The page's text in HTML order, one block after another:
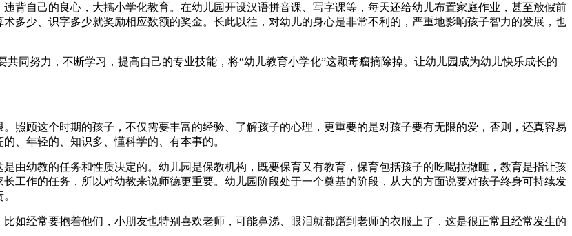
背自己的良心，大搞小学化教育。在幼儿园开设汉语拼音课、写字课等，每天还给幼儿布置家庭作业，甚至放假前
多少、识字多少就奖励相应数额的奖金。长此以往，对幼儿的身心是非常不利的，严重地影响孩子智力的发展，也
同努力，不断学习，提高自己的专业技能，将“幼儿教育小学化”这颗毒瘤摘除掉。让幼儿园成为幼儿快乐成长的
照顾这个时期的孩子，不仅需要丰富的经验、了解孩子的心理，更重要的是对孩子要有无限的爱，否则，还真容易
、年轻的、知识多、懂科学的、有本事的。
由幼教的任务和性质决定的。幼儿园是保教机构，既要保育又有教育，保育包括孩子的吃喝拉撒睡，教育是指让孩
工作的任务，所以对幼教来说师德更重要。幼儿园阶段处于一个奠基的阶段，从大的方面说要对孩子终身可持续发
如经常要抱着他们，小朋友也特别喜欢老师，可能鼻涕、眼泪就都蹭到老师的衣服上了，这是很正常且经常发生的